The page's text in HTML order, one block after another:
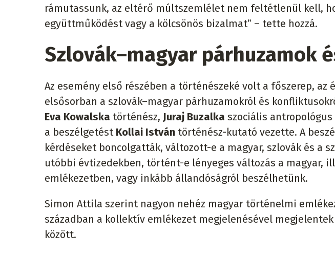
rámutassunk, az eltérő múltszemlélet nem feltétlenül kell,
együttműködést vagy a kölcsönös bizalmat” – tette hozzá.
Szlovák–magyar párhuzamok
Az esemény első részében a történészeké volt a főszerep,
elsősorban a szlovák–magyar párhuzamokról és
Eva Kowalska történész, Juraj Buzalka szociális antropológus
a beszélgetést Kollai István történész-kutató vezette. A
kérdéseket boncolgatták, változott-e a magyar, szlovák és a
utóbbi évtizedekben, történt-e lényeges változás a magyar,
emlékezetben, vagy inkább állandóságról beszélhetünk.
Simon Attila szerint nagyon nehéz magyar történelmi
században a kollektív emlékezet megjelenésével
között.